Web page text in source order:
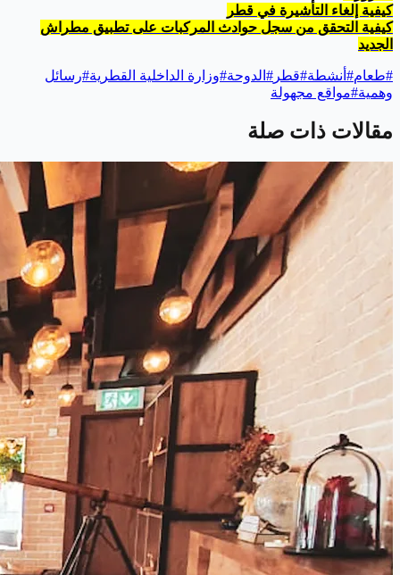
كيفية إلغاء التأشيرة في قطر
كيفية التحقق من سجل حوادث المركبات على تطبيق مطراش
الجديد
#طعام# أنشطة#قطر # الدوحة#وزارة الداخلية القطرية#رسائل
وهمية#مواقع مجهولة
مقالات ذات صلة